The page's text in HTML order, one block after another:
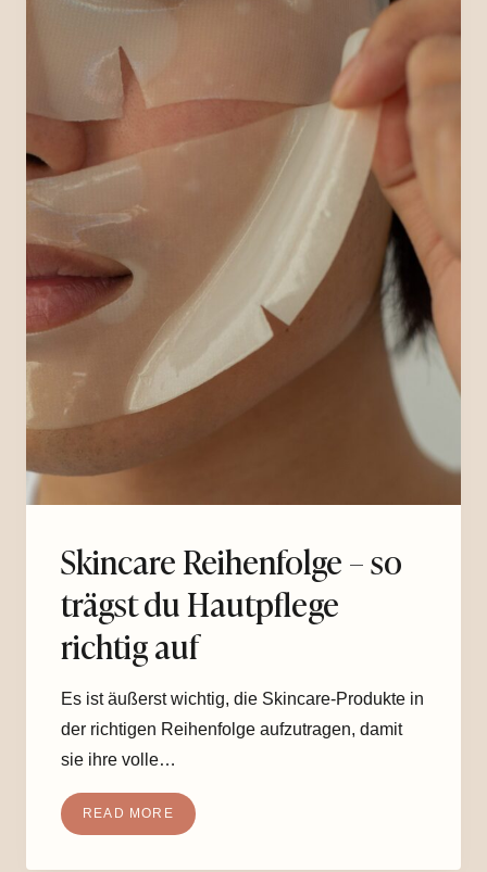
Skincare Reihenfolge – so
trägst du Hautpflege
richtig auf
Es ist äußerst wichtig, die Skincare-Produkte in
der richtigen Reihenfolge aufzutragen, damit
sie ihre volle…
READ MORE